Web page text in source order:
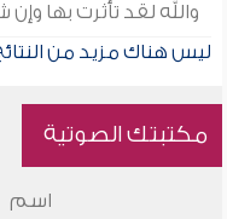
والله لقد تأثرت بها
ليس هناك مزيد من
مكتبتك الصوتية
اسم